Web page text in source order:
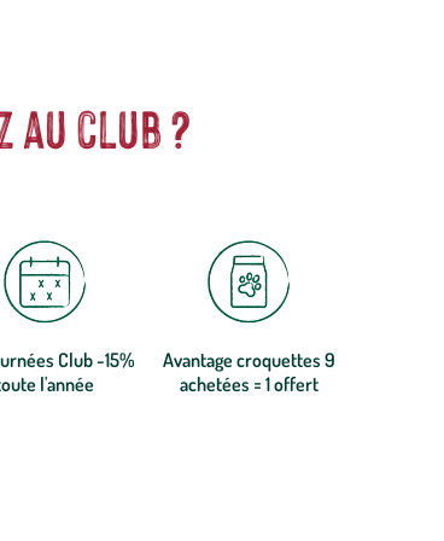
au club ?
Club -15%
l'année
Avantage croquettes 9
achetées = 1 offert